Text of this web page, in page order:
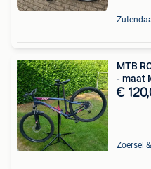
MTB
- maat
€
Zoersel